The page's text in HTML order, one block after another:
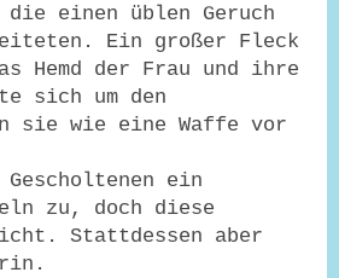
die einen üblen Geruch
Ein großer Fleck
Hemd der Frau und ihre
sich um den
sie wie eine Waffe vor
ein
zu, doch diese
Stattdessen aber